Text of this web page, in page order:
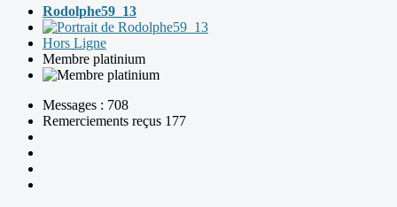
Rodolphe59_13
Hors Ligne
Membre platinium
Messages : 708
Remerciements reçus 177